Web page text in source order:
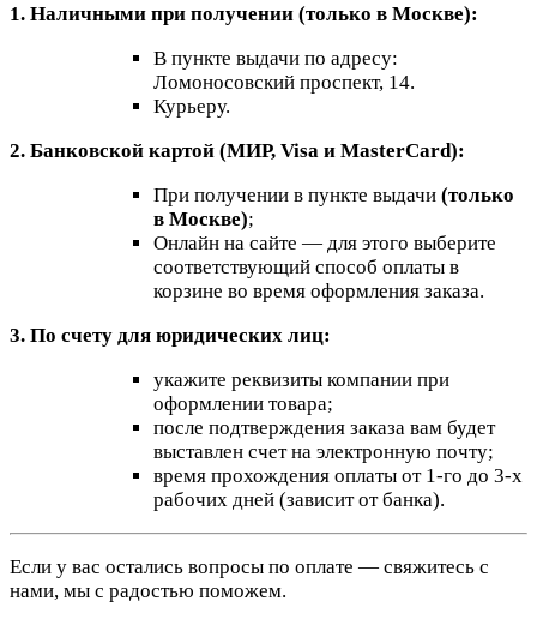
1. Наличными при получении (только в Москве):
В пункте выдачи по адресу:
Ломоносовский проспект, 14.
Курьеру.
2. Банковской картой (МИР, Visa и MasterCard):
При получении в пункте выдачи (только
в Москве);
Онлайн на сайте — для этого выберите
соответствующий способ оплаты в
корзине во время оформления заказа.
3. По счету для юридических лиц:
укажите реквизиты компании при
оформлении товара;
после подтверждения заказа вам будет
выставлен счет на электронную почту;
время прохождения оплаты от 1-го до 3-х
рабочих дней (зависит от банка).
Если у вас остались вопросы по оплате — свяжитесь с
нами, мы с радостью поможем.